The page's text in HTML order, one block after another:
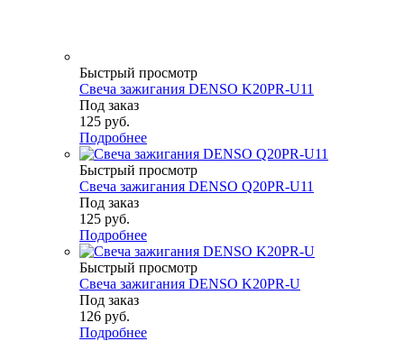
Быстрый просмотр
Свеча зажигания DENSO K20PR-U11
Под заказ
125 руб.
Подробнее
Быстрый просмотр
Свеча зажигания DENSO Q20PR-U11
Под заказ
125 руб.
Подробнее
Быстрый просмотр
Свеча зажигания DENSO K20PR-U
Под заказ
126 руб.
Подробнее